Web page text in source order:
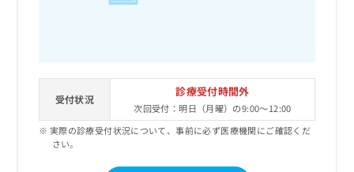
受付状況
診療受付時間外
次回受付：明日（月曜）の9:00～12:00
実際の診療受付状況について、事前に必ず医療機関にご確認くだ
さい。